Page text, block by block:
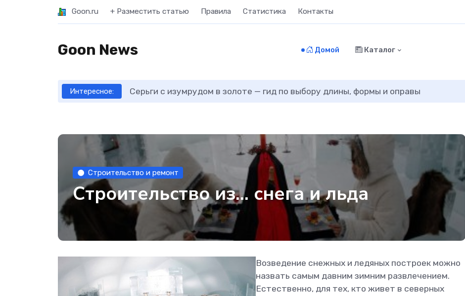
Goon.ru + Разместить статью Правила Статистика Контакты
Goon News Домой Каталог
Интересное: Серьги с изумрудом в золоте — гид по выбору длины, формы и оправы
Строительство и ремонт
Строительство из… снега и льда
Возведение снежных и ледяных построек можно
назвать самым давним зимним развлечением.
Естественно, для тех, кто живет в северных